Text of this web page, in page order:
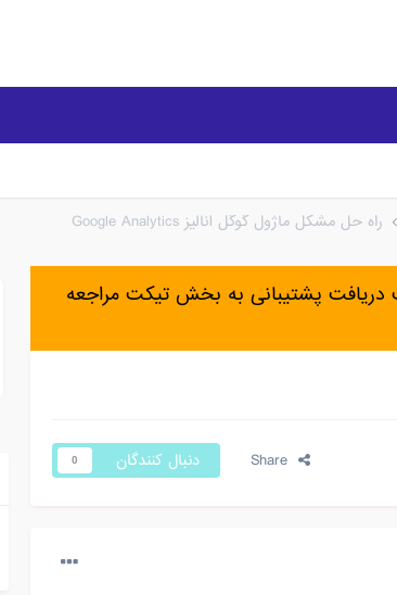
راه حل مشکل ماژول گوگل آنالیز Google Analytics
پشتیبانی به بخش تیکت مراجعه
دنبال کنندگان 0